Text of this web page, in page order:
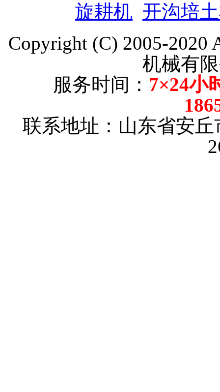
旋耕机 开沟培
Copyright (C) 2005-2020
机械有
服务时间： 7×24小
联系地址：山东省安